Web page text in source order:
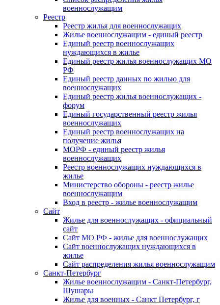
военнослужащим
Реестр
Реестр жилья для военнослужащих
Жилье военнослужащим - единый реестр
Единый реестр военнослужащих
нуждающихся в жилье
Единый реестр жилья военнослужащих МО
РФ
Единый реестр данных по жилью для
военнослужащих
Единый реестр жилья военнослужащих -
форум
Единый государственный реестр жилья
военнослужащих
Единый реестр военнослужащих на
получение жилья
МОРФ - единый реестр жилья
военнослужащих
Реестр военнослужащих нуждающихся в
жилье
Министерство обороны - реестр жилье
военнослужащим
Вход в реестр - жилье военнослужащим
Сайт
Жилье для военнослужащих - официальный
сайт
Сайт МО РФ - жилье для военнослужащих
Сайт военнослужащих нуждающихся в
жилье
Сайт распределения жилья военнослужащим
Санкт-Петербург
Жилье военнослужащим - Санкт-Петербург,
Шушары
Жилье для военных - Санкт Петербург, г